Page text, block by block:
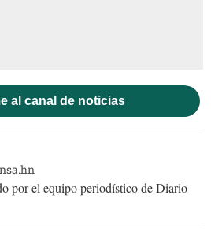
al canal de noticias
por el equipo periodístico de Diario